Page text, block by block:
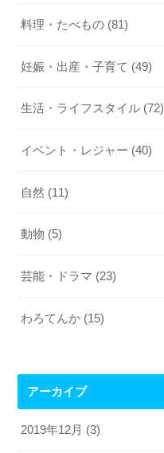
料理・たべもの (81)
妊娠・出産・子育て (49)
生活・ライフスタイル (72)
イベント・レジャー (40)
自然 (11)
動物 (5)
芸能・ドラマ (23)
わろてんか (15)
アーカイブ
2019年12月 (3)